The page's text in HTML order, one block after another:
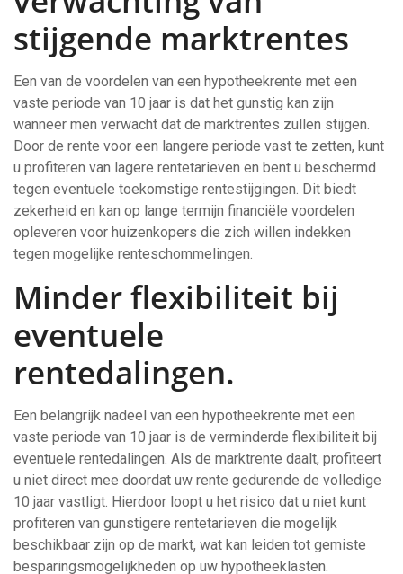
stijgende marktrentes
Een van de voordelen van een hypotheekrente met een
vaste periode van 10 jaar is dat het gunstig kan zijn
wanneer men verwacht dat de marktrentes zullen stijgen.
Door de rente voor een langere periode vast te zetten, kunt
u profiteren van lagere rentetarieven en bent u beschermd
tegen eventuele toekomstige rentestijgingen. Dit biedt
zekerheid en kan op lange termijn financiële voordelen
opleveren voor huizenkopers die zich willen indekken
tegen mogelijke renteschommelingen.
Minder flexibiliteit bij
eventuele
rentedalingen.
Een belangrijk nadeel van een hypotheekrente met een
vaste periode van 10 jaar is de verminderde flexibiliteit bij
eventuele rentedalingen. Als de marktrente daalt, profiteert
u niet direct mee doordat uw rente gedurende de volledige
10 jaar vastligt. Hierdoor loopt u het risico dat u niet kunt
profiteren van gunstigere rentetarieven die mogelijk
beschikbaar zijn op de markt, wat kan leiden tot gemiste
besparingsmogelijkheden op uw hypotheeklasten.